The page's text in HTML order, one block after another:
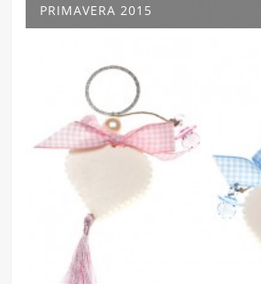
PRIMAVERA 2015